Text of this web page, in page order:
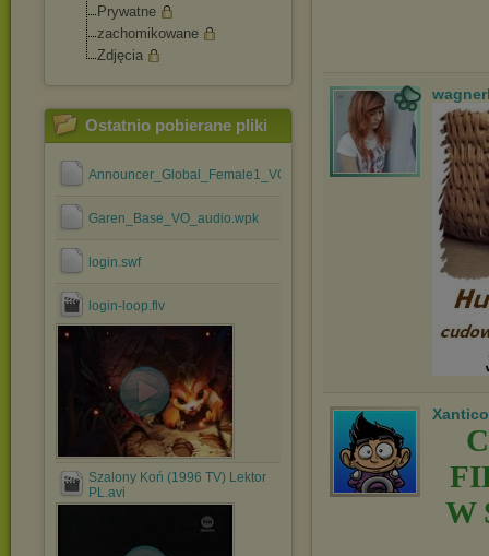
Prywatne
zachomikowane
Zdjęcia
Ostatnio pobierane pliki
Announcer_Global_Female1_VO_audio.wpk
Garen_Base_VO_audio.wpk
login.swf
login-loop.flv
Szalony Koń (1996 TV) Lektor
PL.avi
Xantico
W